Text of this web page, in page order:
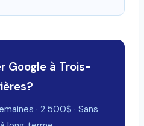
Google à Trois-
· 2 500$ · Sans